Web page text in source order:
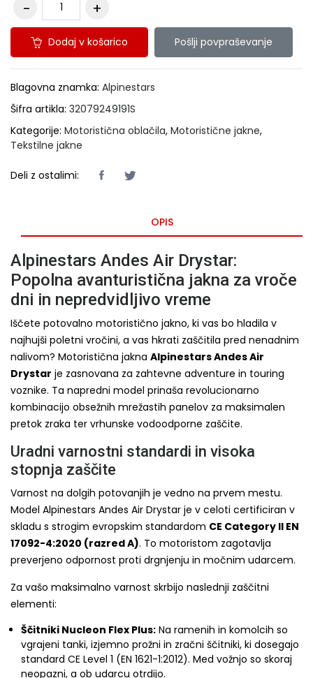
Dodaj v košarico Pošlji povpraševanje
Blagovna znamka: Alpinestars
Šifra artikla: 32079249191S
Kategorije: Motoristična oblačila, Motoristične jakne,
Tekstilne jakne
Deli z ostalimi:
OPIS
Alpinestars Andes Air Drystar:
Popolna avanturistična jakna za vroče
dni in nepredvidljivo vreme
Iščete potovalno motoristično jakno, ki vas bo hladila v
najhujši poletni vročini, a vas hkrati zaščitila pred nenadnim
nalivom? Motoristična jakna Alpinestars Andes Air
Drystar je zasnovana za zahtevne adventure in touring
voznike. Ta napredni model prinaša revolucionarno
kombinacijo obsežnih mrežastih panelov za maksimalen
pretok zraka ter vrhunske vodoodporne zaščite.
Uradni varnostni standardi in visoka
stopnja zaščite
Varnost na dolgih potovanjih je vedno na prvem mestu.
Model Alpinestars Andes Air Drystar je v celoti certificiran v
skladu s strogim evropskim standardom CE Category II EN
17092-4:2020 (razred A). To motoristom zagotavlja
preverjeno odpornost proti drgnjenju in močnim udarcem.
Za vašo maksimalno varnost skrbijo naslednji zaščitni
elementi:
Ščitniki Nucleon Flex Plus: Na ramenih in komolcih so
vgrajeni tanki, izjemno prožni in zračni ščitniki, ki dosegajo
standard CE Level 1 (EN 1621-1:2012). Med vožnjo so skoraj
neopazni, a ob udarcu otrdijo.